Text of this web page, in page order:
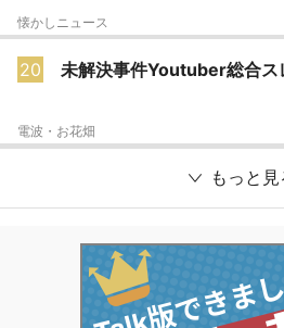
懐かしニュース
20 未解決事件Youtuber総合ス
電波・お花畑
もっと見